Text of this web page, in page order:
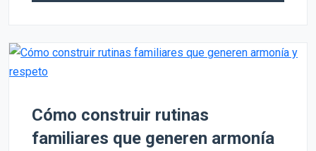
Cómo construir rutinas
familiares que generen armonía